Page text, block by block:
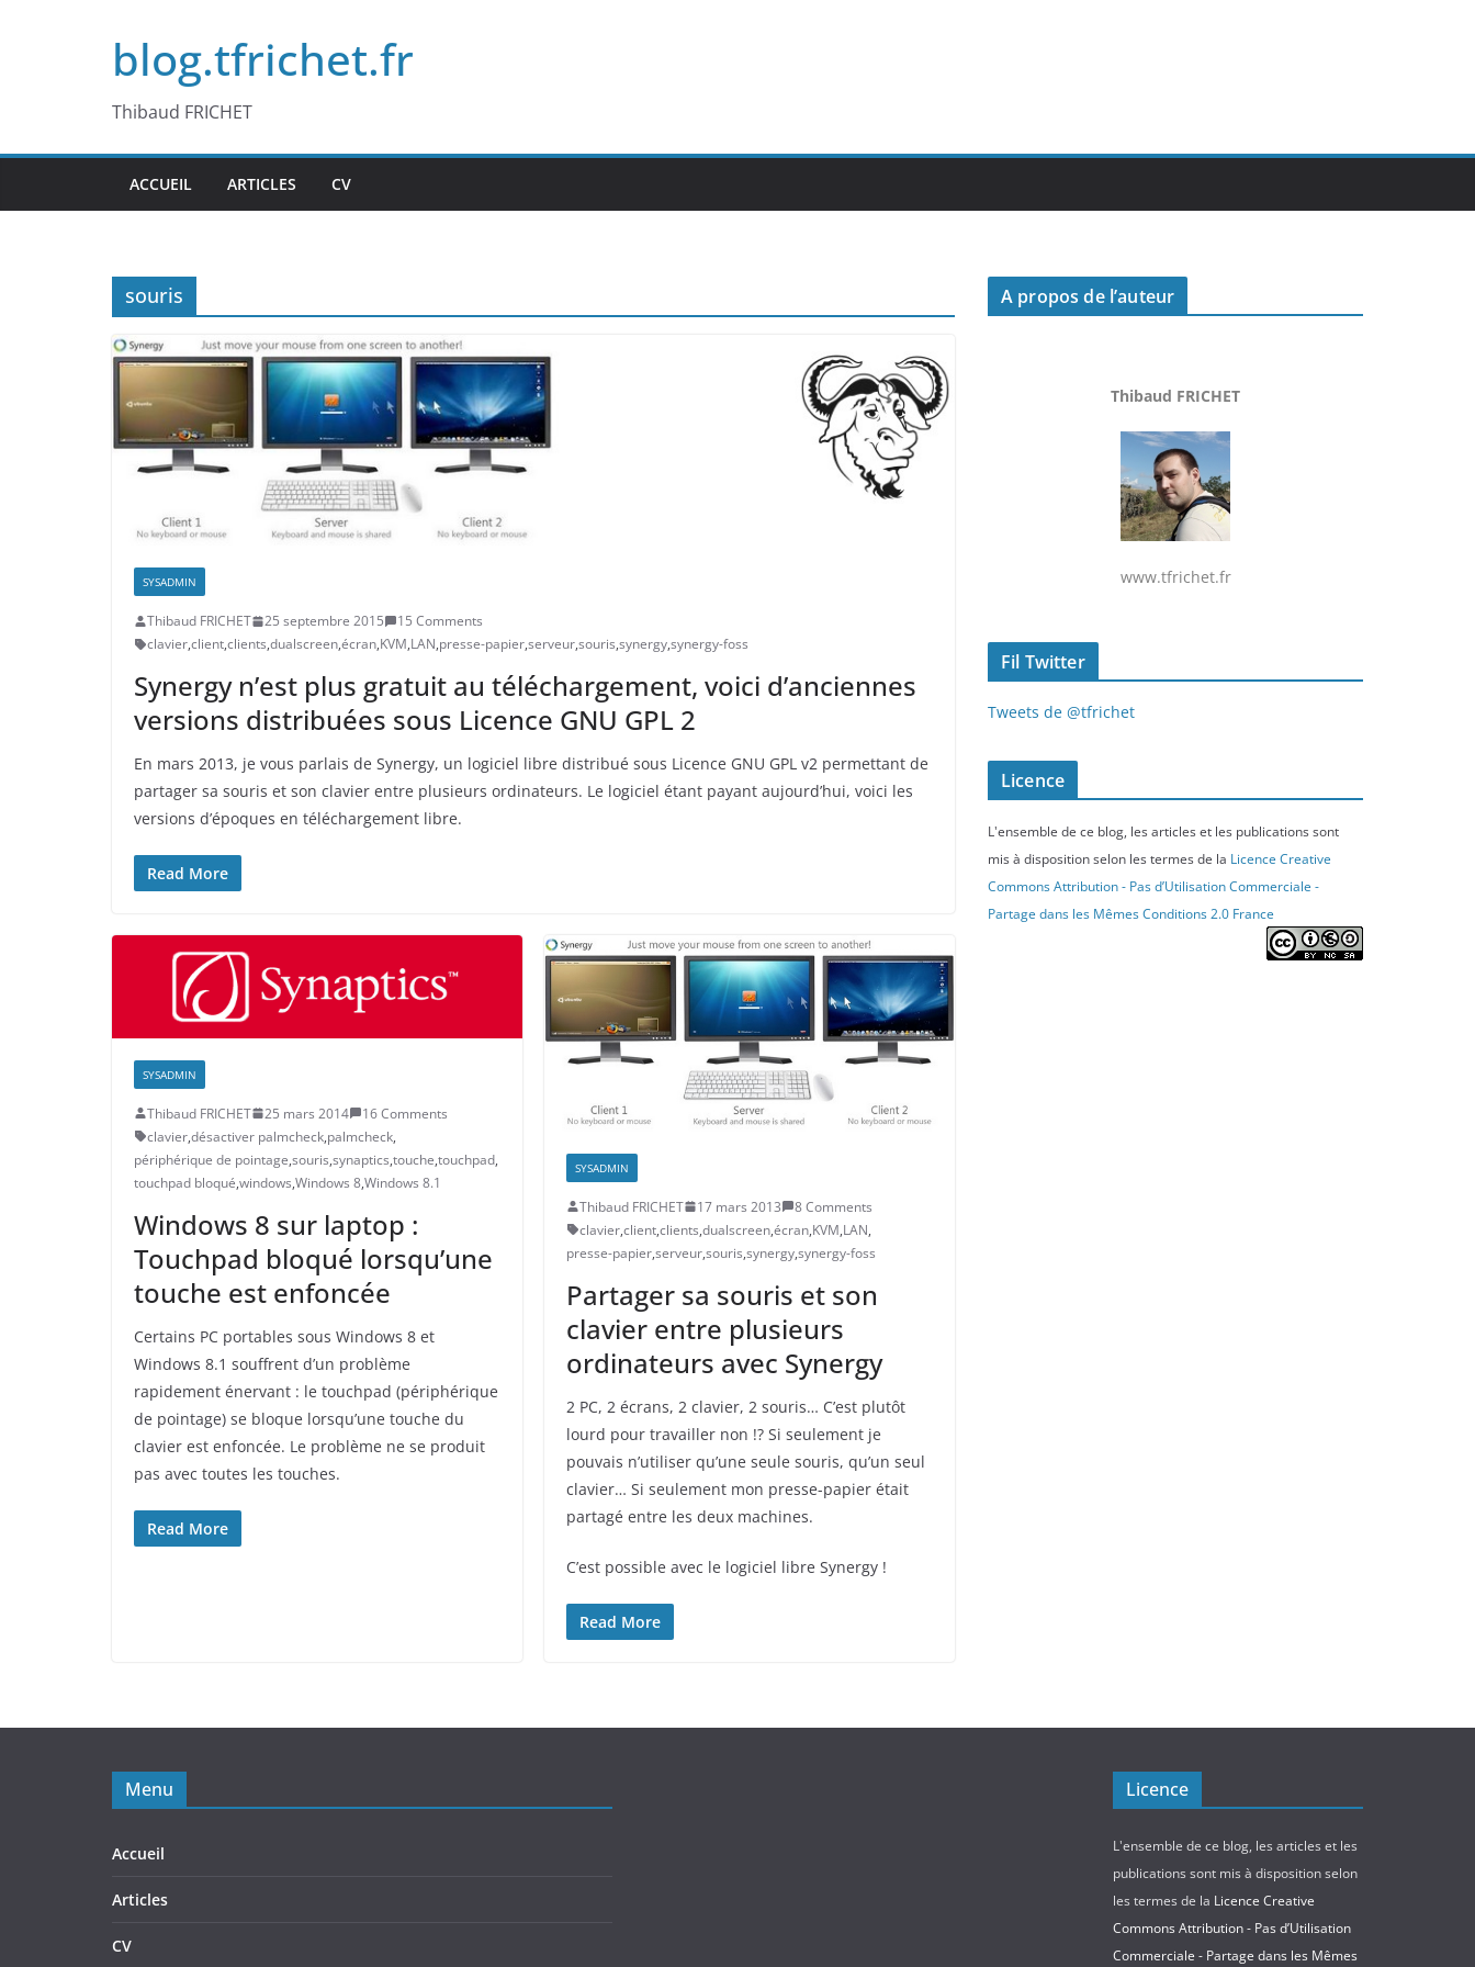
blog.tfrichet.fr
Thibaud FRICHET
ACCUEIL ARTICLES CV
souris
SYSADMIN
Thibaud FRICHET 25 septembre 2015
15 Comments
clavier,client,clients,dualscreen,écran,KVM,LAN,presse-papier,serveur,souris,synergy,synergy-foss
Synergy n’est plus gratuit au téléchargement, voici d’anciennes
versions distribuées sous Licence GNU GPL 2
En mars 2013, je vous parlais de Synergy, un logiciel libre distribué sous Licence GNU GPL v2 permettant de
partager sa souris et son clavier entre plusieurs ordinateurs. Le logiciel étant payant aujourd’hui, voici les
versions d’époques en téléchargement libre.
Read More
SYSADMIN
Thibaud FRICHET 25 mars 2014
16 Comments
clavier,désactiver palmcheck,palmcheck,
périphérique de pointage,souris,synaptics,touche,touchpad,
touchpad bloqué,windows,Windows 8,Windows 8.1
Windows 8 sur laptop :
Touchpad bloqué lorsqu’une
touche est enfoncée
Certains PC portables sous Windows 8 et
Windows 8.1 souffrent d’un problème
rapidement énervant : le touchpad (périphérique
de pointage) se bloque lorsqu’une touche du
clavier est enfoncée. Le problème ne se produit
pas avec toutes les touches.
Read More
SYSADMIN
Thibaud FRICHET 17 mars 2013
8 Comments
clavier,client,clients,dualscreen,écran,KVM,LAN,
presse-papier,serveur,souris,synergy,synergy-foss
Partager sa souris et son
clavier entre plusieurs
ordinateurs avec Synergy
2 PC, 2 écrans, 2 clavier, 2 souris… C’est plutôt
lourd pour travailler non !? Si seulement je
pouvais n’utiliser qu’une seule souris, qu’un seul
clavier… Si seulement mon presse-papier était
partagé entre les deux machines.
C’est possible avec le logiciel libre Synergy !
Read More
A propos de l’auteur
Thibaud FRICHET
www.tfrichet.fr
Fil Twitter
Tweets de @tfrichet
Licence
L'ensemble de ce blog, les articles et les publications sont
mis à disposition selon les termes de la Licence Creative
Commons Attribution - Pas d’Utilisation Commerciale -
Partage dans les Mêmes Conditions 2.0 France
Menu
Accueil
Articles
CV
Licence
L'ensemble de ce blog, les articles et les
publications sont mis à disposition selon
les termes de la Licence Creative
Commons Attribution - Pas d’Utilisation
Commerciale - Partage dans les Mêmes